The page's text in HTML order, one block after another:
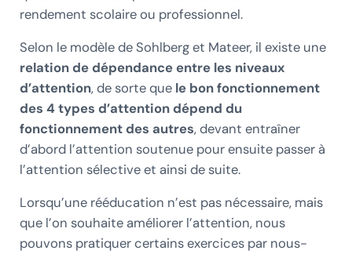
rendement scolaire ou professionnel.
Selon le modèle de Sohlberg et Mateer, il existe une
relation de dépendance entre les niveaux
d’attention, de sorte que le bon fonctionnement
des 4 types d’attention dépend du
fonctionnement des autres, devant entraîner
d’abord l’attention soutenue pour ensuite passer à
l’attention sélective et ainsi de suite.
Lorsqu’une rééducation n’est pas nécessaire, mais
que l’on souhaite améliorer l’attention, nous
pouvons pratiquer certains exercices par nous-